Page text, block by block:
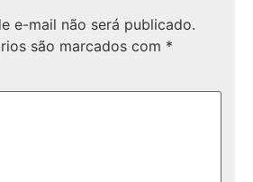
e-mail não será publicado.
são marcados com *